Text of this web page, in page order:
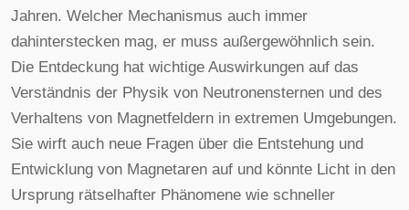
Jahren. Welcher Mechanismus auch immer
dahinterstecken mag, er muss außergewöhnlich sein.
Die Entdeckung hat wichtige Auswirkungen auf das
Verständnis der Physik von Neutronensternen und des
Verhaltens von Magnetfeldern in extremen Umgebungen.
Sie wirft auch neue Fragen über die Entstehung und
Entwicklung von Magnetaren auf und könnte Licht in den
Ursprung rätselhafter Phänomene wie schneller